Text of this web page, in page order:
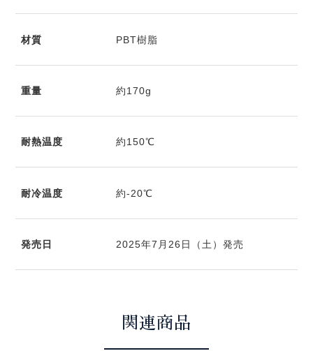
材質 PBT樹脂
重量 約170g
耐熱温度 約150℃
耐冷温度 約-20℃
発売日 2025年7月26日（土）発売
関連商品